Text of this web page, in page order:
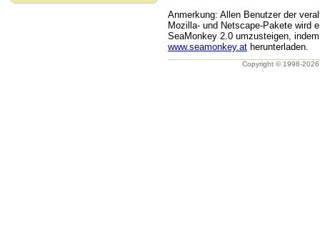
Anmerkung: Allen Benutzer der
Mozilla- und Netscape-Pakete wird
SeaMonkey 2.0 umzusteigen,
www.seamonkey.at herunterladen.
Copyright © 1998-